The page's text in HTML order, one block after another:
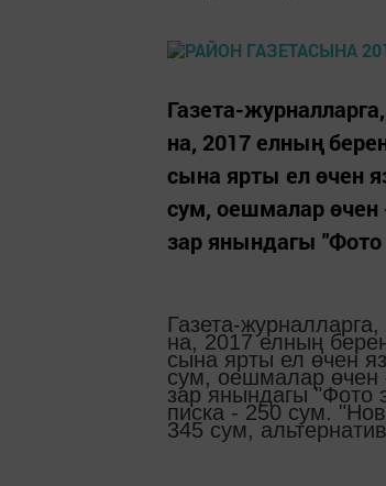
Га­зе­та-
на, 2017 ел­ның
сы­на яр­ты ел өчен
сум, оеш­ма­лар өчен
зар янын­да­гы "Фо­то
Га­зе­та-
на, 2017 ел­ның
сы­на яр­ты ел өчен
сум, оеш­ма­лар өчен
зар янын­да­гы "Фо­то
пис­ка - 250 сум.
345 сум,